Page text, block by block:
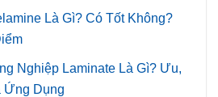
Là Gì? Có Tốt Không?
Nghiệp Laminate Là Gì? Ưu,
Dụng